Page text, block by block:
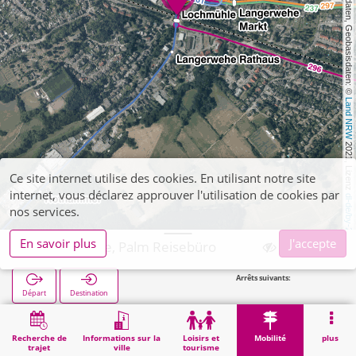
, Kartendaten, Geobasisdaten: ©
Land NRW
2021, Lizenz
dl-de/by-2-0
Recherche de
trajet
Informations sur la
ville
Loisirs et
tourisme
Mobilité plus
Langerwehe, Palm Reisebüro
Départ Destination
Démarrage Vente de billets Langerwehe, Palm Reisebüro
Ce site internet utilise des cookies. En utilisant notre site
internet, vous déclarez approuver l'utilisation de cookies par
nos services.
En savoir plus
J'accepte